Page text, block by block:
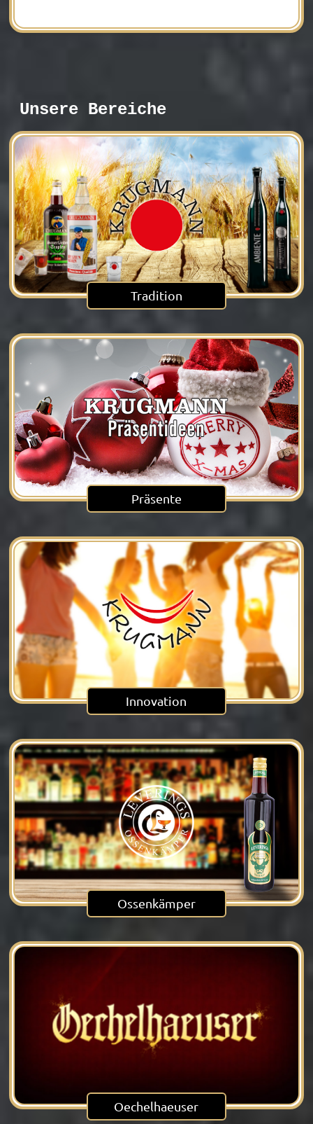
Unsere Bereiche
Tradition
Präsente
Innovation
Ossenkämper
Oechelhaeuser